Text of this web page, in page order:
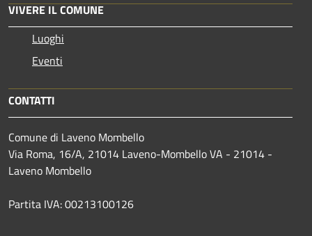
VIVERE IL COMUNE
Luoghi
Eventi
CONTATTI
Comune di Laveno Mombello
Via Roma, 16/A, 21014 Laveno-Mombello VA - 21014 -
Laveno Mombello
Partita IVA: 00213100126